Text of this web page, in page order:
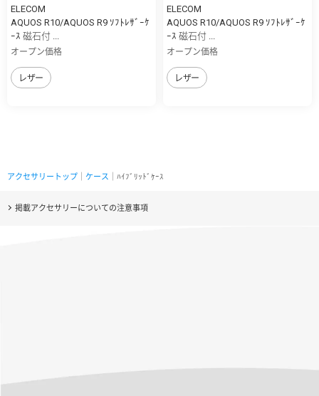
ELECOM
AQUOS R10/AQUOS R9 ｿﾌﾄﾚｻﾞｰｹ
ｰｽ 磁石付 ...
オープン価格
レザー
ELECOM
AQUOS R10/AQUOS R9 ｿﾌﾄﾚｻﾞｰｹ
ｰｽ 磁石付 ...
オープン価格
レザー
アクセサリートップ ケース ｜ﾊｲﾌﾞﾘｯﾄﾞｹｰｽ
掲載アクセサリーについての注意事項